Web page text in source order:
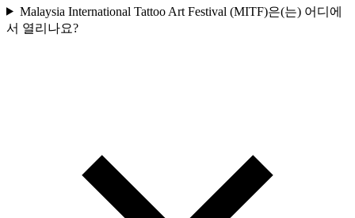
Malaysia International Tattoo Art Festival (MITF)은(는) 어디에
서 열리나요?